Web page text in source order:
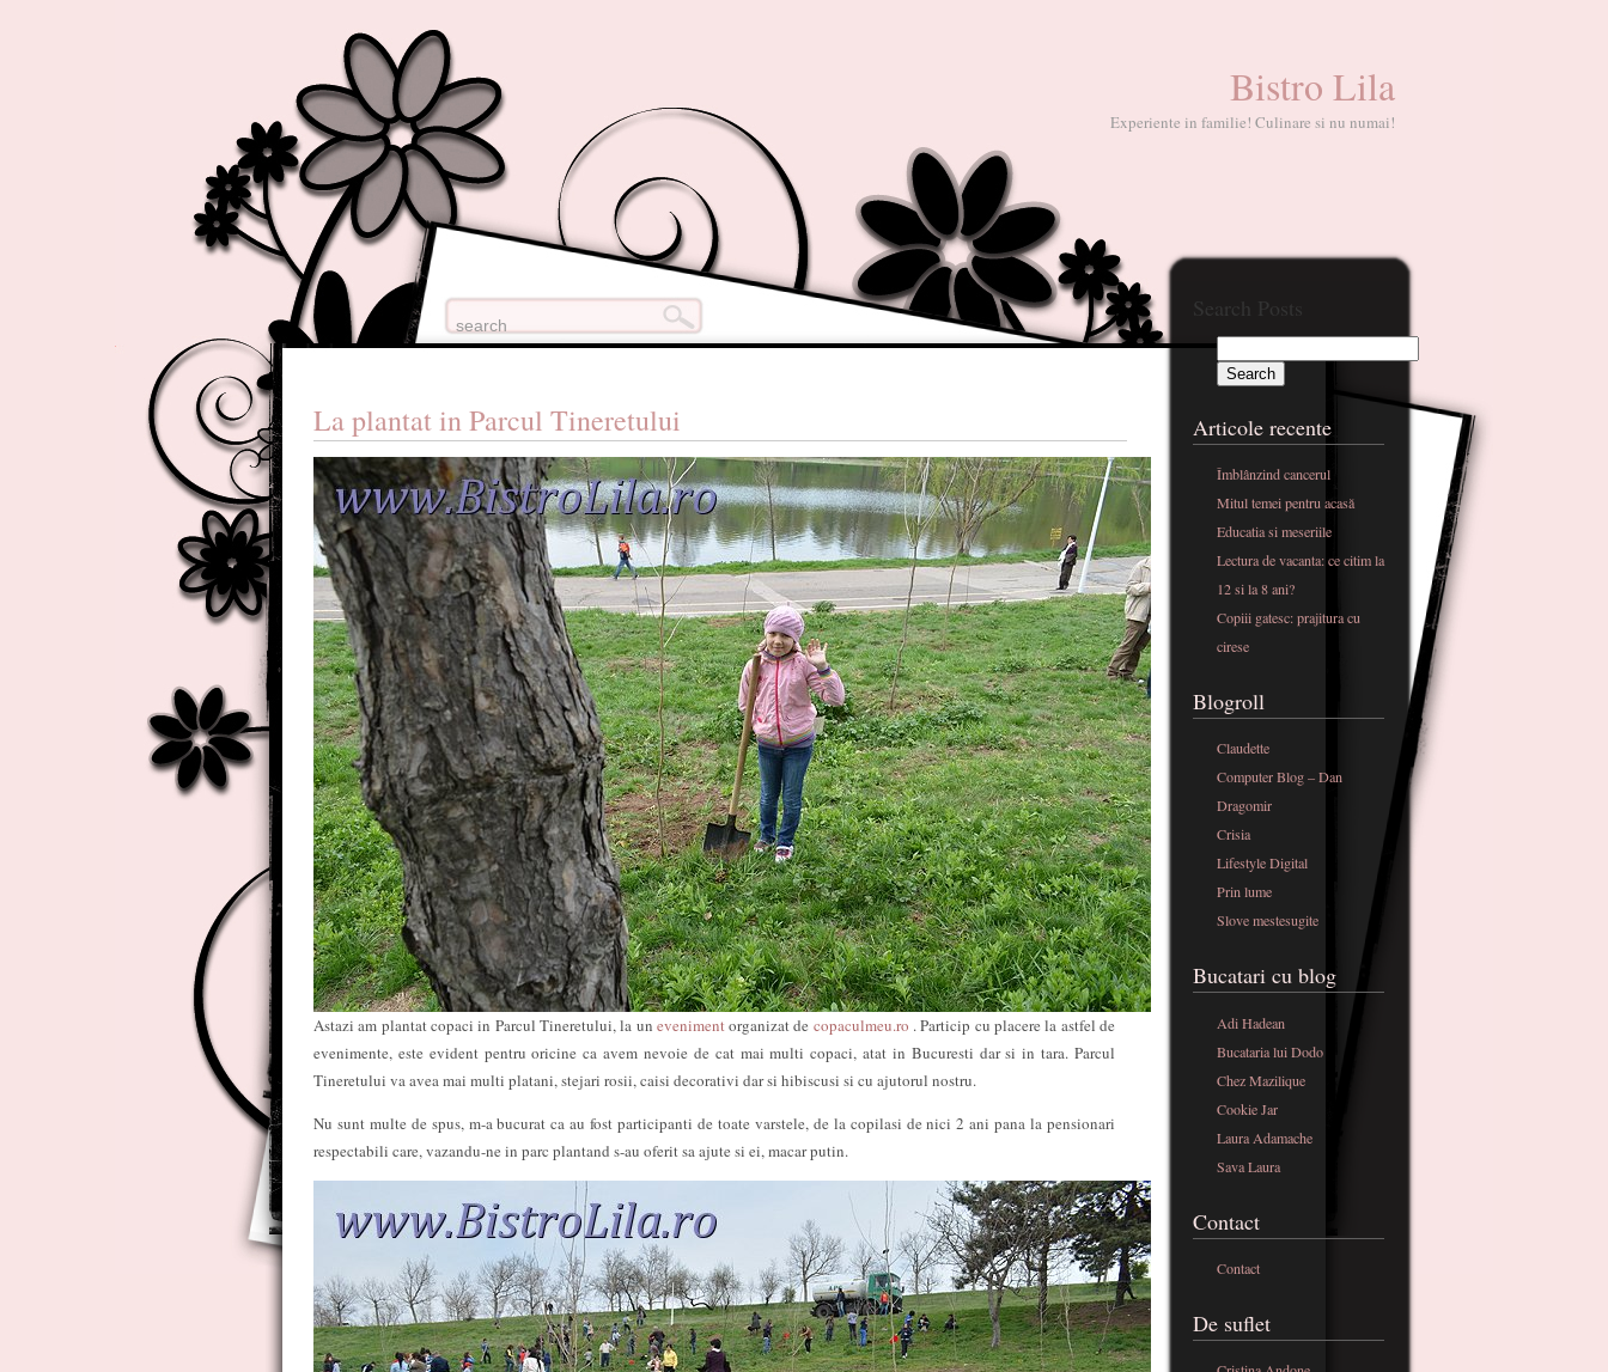
Bistro Lila
Experiente in familie! Culinare si nu numai!
La plantat in Parcul Tineretului
Astazi am plantat copaci in Parcul Tineretului, la un evenimentorganizat de copaculmeu.ro . Particip cu placere la astfel de
evenimente, este evident pentru oricine ca avem nevoie de cat mai multi copaci, atat in Bucuresti dar si in tara. Parcul
Tineretului va avea mai multi platani, stejari rosii, caisi decorativi dar si hibiscusi si cu ajutorul nostru.
Nu sunt multe de spus, m-a bucurat ca au fost participanti de toate varstele, de la copilasi de nici 2 ani pana la pensionari
respectabili care, vazandu-ne in parc plantand s-au oferit sa ajute si ei, macar putin.
Search Posts
Articole recente
Îmblânzind cancerul
Mitul temei pentru acasă
Educatia si meseriile
Lectura de vacanta: ce citim la
12 si la 8 ani?
Copiii gatesc: prajitura cu
cirese
Blogroll
Claudette
Computer Blog – Dan
Dragomir
Crisia
Lifestyle Digital
Prin lume
Slove mestesugite
Bucatari cu blog
Adi Hadean
Bucataria lui Dodo
Chez Mazilique
Cookie Jar
Laura Adamache
Sava Laura
Contact
Contact
De suflet